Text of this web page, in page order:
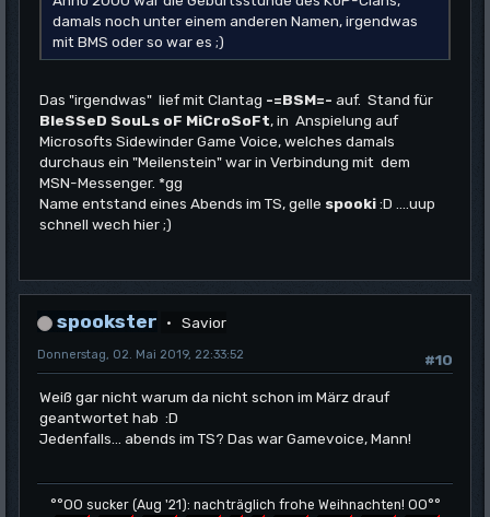
damals noch unter einem anderen Namen, irgendwas
mit BMS oder so war es ;)
Das "irgendwas" lief mit Clantag -=BSM=- auf. Stand für
BleSSeD SouLs oF MiCroSoFt, in Anspielung auf
Microsofts Sidewinder Game Voice, welches damals
durchaus ein "Meilenstein" war in Verbindung mit dem
MSN-Messenger. *gg
Name entstand eines Abends im TS, gelle spooki:D ....uup
schnell wech hier ;)
spookster Savior
#10
Donnerstag, 02. Mai 2019, 22:33:52
Weiß gar nicht warum da nicht schon im März drauf
geantwortet hab :D
Jedenfalls... abends im TS? Das war Gamevoice, Mann!
°°OO sucker (Aug '21): nachträglich frohe Weihnachten! OO°°